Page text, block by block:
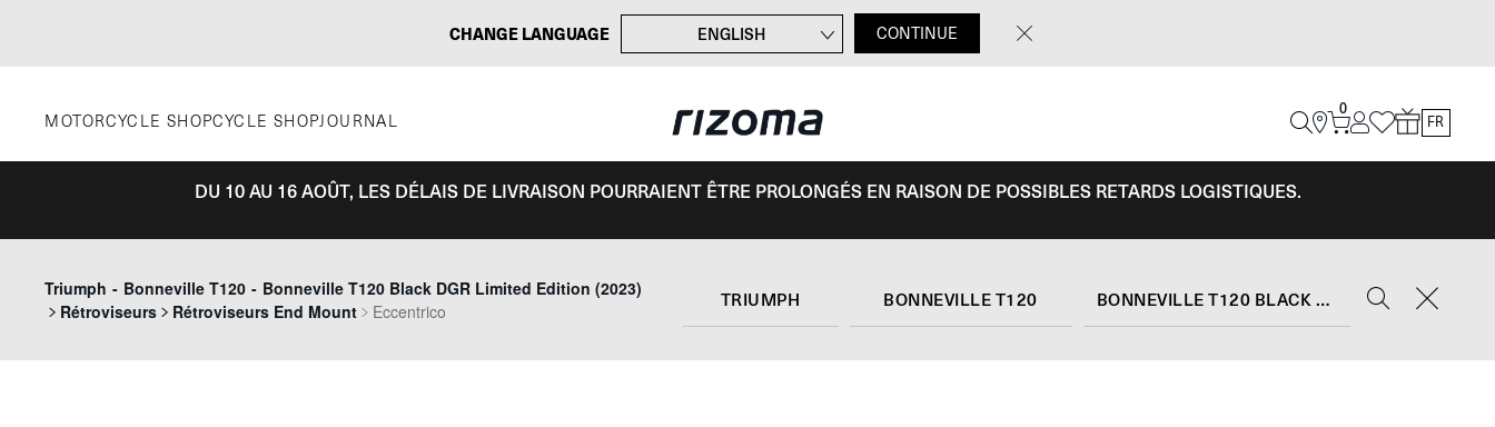
CHANGE LANGUAGE
ENGLISH
ITALIANO
CONTINUE
MOTORCYCLE SHOPCYCLE SHOPJOURNAL
0
FR
DU 10 AU 16 AOÛT, LES DÉLAIS DE LIVRAISON POURRAIENT ÊTRE PROLONGÉS EN RAISON DE POSSIBLES RETARDS LOGISTIQUES.
Triumph - Bonneville T120 - Bonneville T120 Black DGR Limited Edition (2023)
Rétroviseurs
Rétroviseurs End Mount Eccentrico
TRIUMPH BONNEVILLE T120 BONNEVILLE T120 BLACK DGR LIMITED EDITION (2023)
Previous